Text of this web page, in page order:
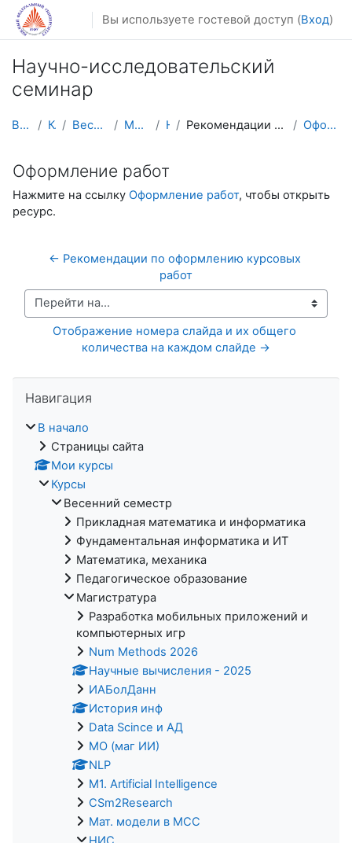
Перейти к основному содержанию
Вы используете гостевой доступ (Вход)
Научно-исследовательский
семинар
В начало Курсы Весенний семестр Магистратура НИС Рекомендации по оформлению курсовых работ Оформление работ
Оформление работ
Нажмите на ссылку Оформление работ, чтобы открыть
ресурс.
← Рекомендации по оформлению курсовых
работ
Перейти на...
Отображение номера слайда и их общего
количества на каждом слайде →
Навигация
В начало
Страницы сайта
Мои курсы
Курсы
Весенний семестр
Прикладная математика и информатика
Фундаментальная информатика и ИТ
Математика, механика
Педагогическое образование
Магистратура
Разработка мобильных приложений и
компьютерных игр
Num Methods 2026
Научные вычисления - 2025
ИАБолДанн
История инф
Data Scince и АД
МО (маг ИИ)
NLP
M1. Artificial Intelligence
CSm2Research
Мат. модели в МСС